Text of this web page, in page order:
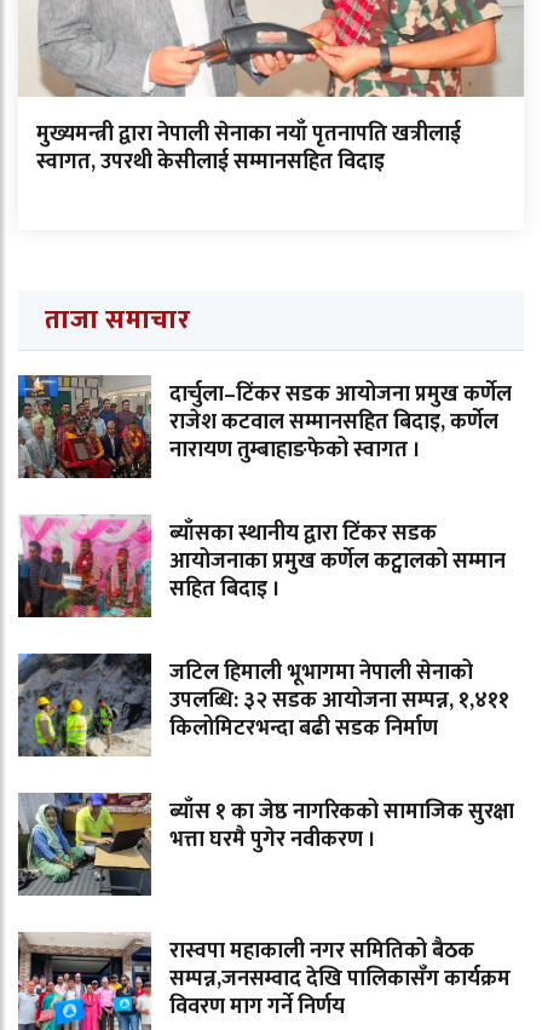
मुख्यमन्त्री द्वारा नेपाली सेनाका नयाँ पृतनापति खत्रीलाई
स्वागत, उपरथी केसीलाई सम्मानसहित विदाइ
ताजा समाचार
दार्चुला–टिंकर सडक आयोजना प्रमुख कर्णेल
राजेश कटवाल सम्मानसहित बिदाइ, कर्णेल
नारायण तुम्बाहाङफेको स्वागत ।
ब्याँसका स्थानीय द्वारा टिंकर सडक
आयोजनाका प्रमुख कर्णेल कट्वालको सम्मान
सहित बिदाइ ।
जटिल हिमाली भूभागमा नेपाली सेनाको
उपलब्धि: ३२ सडक आयोजना सम्पन्न, १,४११
किलोमिटरभन्दा बढी सडक निर्माण
ब्याँस १ का जेष्ठ नागरिकको सामाजिक सुरक्षा
भत्ता घरमै पुगेर नवीकरण ।
रास्वपा महाकाली नगर समितिको बैठक
सम्पन्न,जनसम्वाद देखि पालिकासँग कार्यक्रम
विवरण माग गर्ने निर्णय